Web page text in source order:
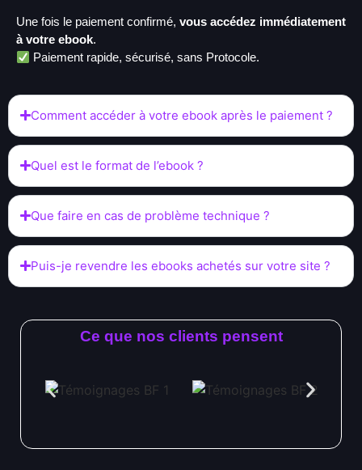
Une fois le paiement confirmé, vous accédez immédiatement
à votre ebook.
Paiement rapide, sécurisé, sans Protocole.
Comment accéder à votre ebook après le paiement ?
Quel est le format de l’ebook ?
Que faire en cas de problème technique ?
Puis-je revendre les ebooks achetés sur votre site ?
Ce que nos clients pensent